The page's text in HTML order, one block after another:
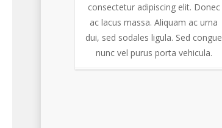
consectetur adipiscing elit. Donec
ac lacus massa. Aliquam ac urna
dui, sed sodales ligula. Sed congue
nunc vel purus porta vehicula.